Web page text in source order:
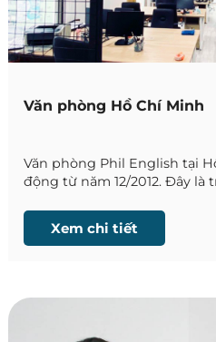
Văn phòng Hồ Chí Minh
Văn phòng Phil English tại
động từ năm 12/2012. Đây
khu vực TP. HCM gặp gỡ và
chương trìnhdu học tiếng
Xem chi tiết